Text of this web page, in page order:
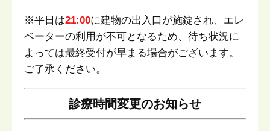
※平日は21:00に建物の出入口が施錠され、エレ
ベーターの利用が不可となるため、待ち状況に
よっては最終受付が早まる場合がございます。
ご了承ください。
診療時間変更のお知らせ